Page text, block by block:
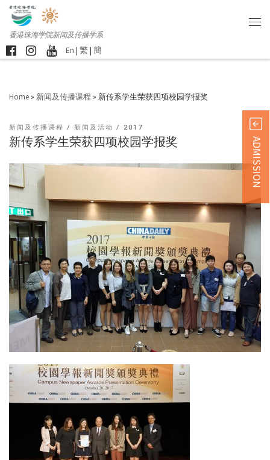
香港珠海学院新闻及传播学系
En | 繁 | 簡
Home » 新闻及传播课程 » 新传系学生荣获四项校园学报奖
新闻及传播课程 新闻及活动 2017
新传系学生荣获四项校园学报奖 ADMISSION